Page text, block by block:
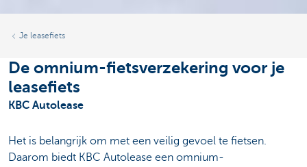
Je leasefiets
De omnium-fietsverzekering voor je
leasefiets
KBC Autolease
Het is belangrijk om met een veilig gevoel te fietsen.
Daarom biedt KBC Autolease een omnium-